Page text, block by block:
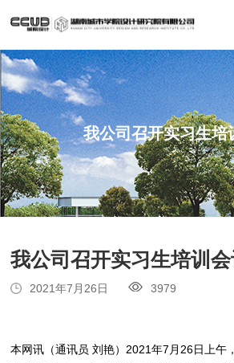
我公司召开实习生培
我公司召开实习生培训
2021年7月26日 3979
本网讯（通讯员 刘艳）2021年7月26日上午